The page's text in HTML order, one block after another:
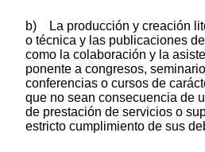
b) La producción y creación
o técnica y las publicaciones
como la colaboración y la
ponente a congresos,
conferencias o cursos de
que no sean consecuencia de
de prestación de servicios o
estricto cumplimiento de sus